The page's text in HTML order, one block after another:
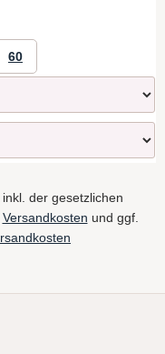
60
der gesetzlichen
Versandkosten und ggf.